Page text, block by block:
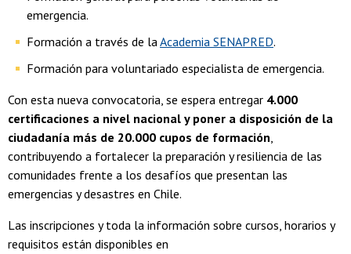
emergencia.
Formación a través de laAcademia SENAPRED.
Formación para voluntariado especialista de emergencia.
Con esta nueva convocatoria, se espera entregar 4.000
certificaciones a nivel nacional y poner a disposición de la
ciudadanía más de 20.000 cupos de formación,
contribuyendo a fortalecer la preparación y resiliencia de las
comunidades frente a los desafíos que presentan las
emergencias y desastres en Chile.
Las inscripciones y toda la información sobre cursos, horarios y
requisitos están disponibles en